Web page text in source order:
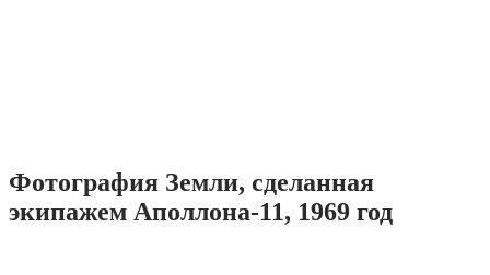
Фотография Земли, сделанная
экипажем Аполлона-11, 1969 год